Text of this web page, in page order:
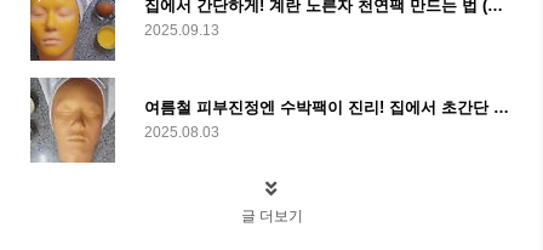
집에서 간단하게! 계란 노른자 천연팩 만드는 법 (보습+영양+피부보호 완벽공략)
2025.09.13
여름철 피부진정엔 수박팩이 진리! 집에서 초간단 수박팩 만드는 법
2025.08.03
글 더보기